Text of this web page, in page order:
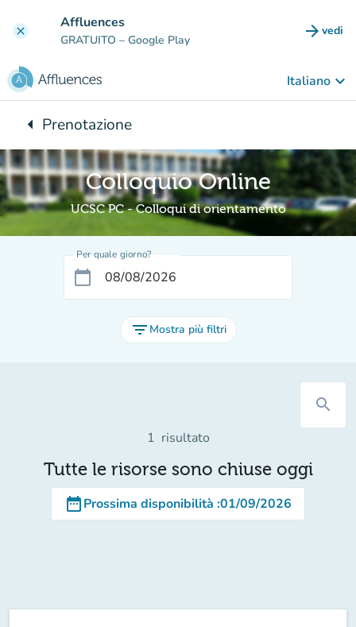
clear Affluences
GRATUITO – Google Play arrow_forward vedi
Italiano keyboard_arrow_down
arrow_leftTorna a:
Prenotazione
Colloquio Online
UCSC PC - Colloqui di orientamento
Per quale giorno?
calendar_today
filter_list Mostra più filtri
search
1 risultato
Tutte le risorse sono chiuse oggi
date_rangeProssima disponibilità :01/09/2026